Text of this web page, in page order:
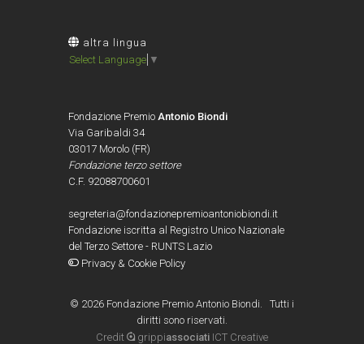
altra lingua
Select Language ▼
Fondazione Premio Antonio Biondi
Via Garibaldi 34
03017 Morolo (FR)
Fondazione terzo settore
C.F. 92088700601
segreteria@fondazionepremioantoniobiondi.it
Fondazione iscritta al Registro Unico Nazionale
del Terzo Settore - RUNTS Lazio
Privacy & Cookie Policy
© 2026 Fondazione Premio Antonio Biondi. Tutti i
diritti sono riservati.
Credit
grippiassociati ICT Creative